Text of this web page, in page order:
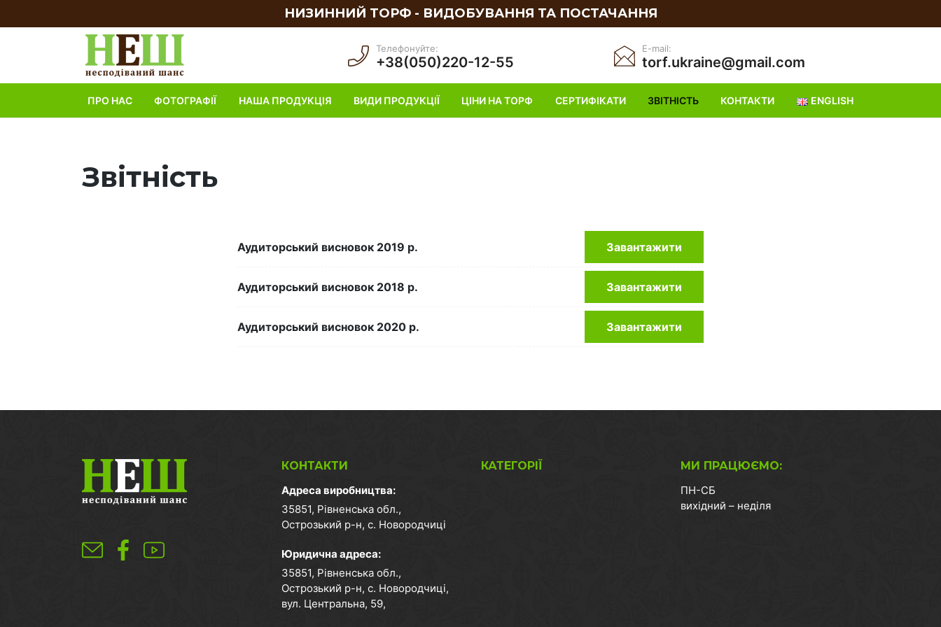
НИЗИННИЙ ТОРФ - ВИДОБУВАННЯ ТА ПОСТАЧАННЯ
Телефонуйте:
+38(050)220-12-55
E-mail:
torf.ukraine@gmail.com
ПРО НАС ФОТОГРАФІЇ НАША ПРОДУКЦІЯ ВИДИ ПРОДУКЦІЇ ЦІНИ НА ТОРФ СЕРТИФІКАТИ ЗВІТНІСТЬ КОНТАКТИ ENGLISH
Звітність
Аудиторський висновок 2019 р. Завантажити
Аудиторський висновок 2018 р. Завантажити
Аудиторський висновок 2020 р. Завантажити
КОНТАКТИ
Адреса виробництва:
35851, Рівненська обл.,
Острозький р-н, с. Новородчиці
Юридична адреса:
35851, Рівненська обл.,
Острозький р-н, с. Новородчиці,
вул. Центральна, 59,
КАТЕГОРІЇ
МИ ПРАЦЮЄМО:
ПН-СБ
вихідний – неділя